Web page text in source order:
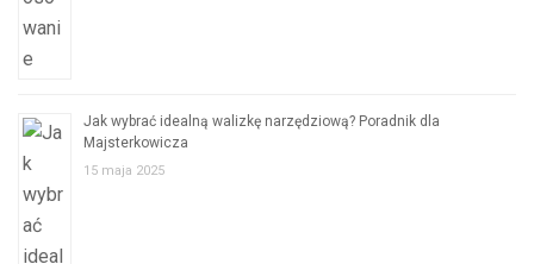
Jak wybrać idealną walizkę narzędziową? Poradnik dla
Majsterkowicza
15 maja 2025